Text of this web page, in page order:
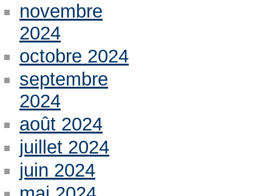
novembre
2024
octobre 2024
septembre
2024
août 2024
juillet 2024
juin 2024